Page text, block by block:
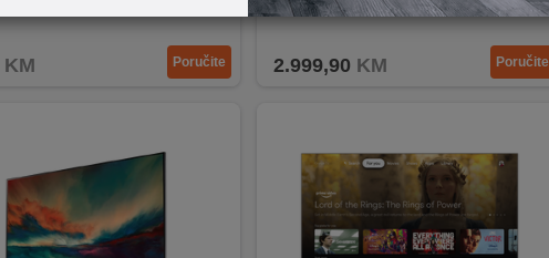
KM Poručite
WiFi, Ethernet (LAN), Bluetooth, HDMI, CI+
2.999,90 KM Poručite